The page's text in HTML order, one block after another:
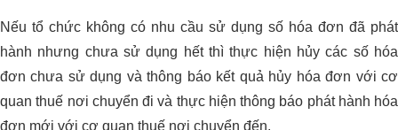
Nếu tổ chức không có nhu cầu sử dụng số hóa đơn đã phát
hành nhưng chưa sử dụng hết thì thực hiện hủy các số hóa
đơn chưa sử dụng và thông báo kết quả hủy hóa đơn với cơ
quan thuế nơi chuyển đi và thực hiện thông báo phát hành hóa
đơn mới với cơ quan thuế nơi chuyển đến.